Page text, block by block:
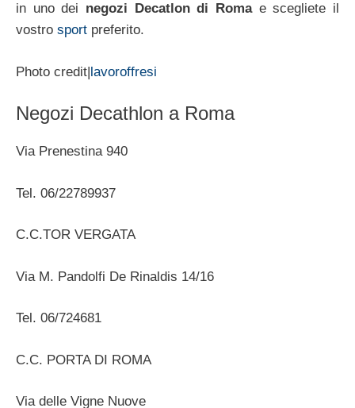
in uno dei negozi Decatlon di Romae scegliete il
vostro sport preferito.
Photo credit|lavoroffresi
Negozi Decathlon a Roma
Via Prenestina 940
Tel. 06/22789937
C.C.TOR VERGATA
Via M. Pandolfi De Rinaldis 14/16
Tel. 06/724681
C.C. PORTA DI ROMA
Via delle Vigne Nuove